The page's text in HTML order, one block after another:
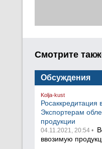
Смотрите
Обсуждения
Kolja-kust
Росаккредитация
Экспортерам
продукции
04.11.2021, 20:54 •
ввозимую